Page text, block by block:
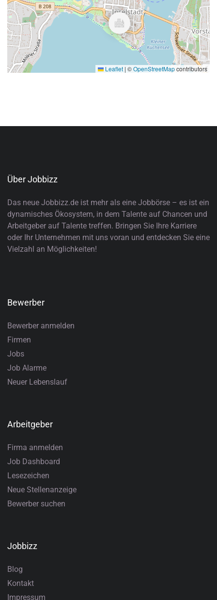
Leaflet | ©OpenStreetMapcontributors
Über Jobbizz
Das neue Jobbizz.de ist mehr als eine Jobbörse – es ist ein
dynamisches Ökosystem, in dem Talente auf Chancen und
Arbeitgeber auf Talente treffen. Bringen Sie Ihre Karriere
oder Ihr Unternehmen mit uns voran und entdecken Sie eine
Vielzahl an Möglichkeiten!
Bewerber
Bewerber anmelden
Firmen
Jobs
Job Alarme
Neuer Lebenslauf
Arbeitgeber
Firma anmelden
Job Dashboard
Lesezeichen
Neue Stellenanzeige
Bewerber suchen
Jobbizz
Blog
Kontakt
Impressum